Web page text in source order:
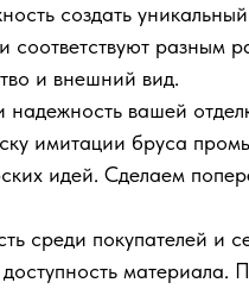
создать
разным
и внешний вид.
надежность вашей
имитации бруса
идей. Сделаем
среди покупателей и
материала.